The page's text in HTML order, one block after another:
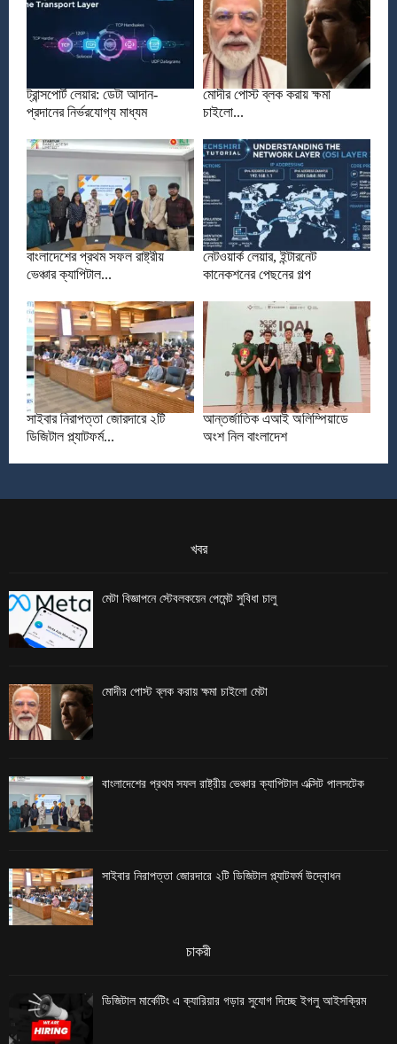
ট্রান্সপোর্ট লেয়ার: ডেটা আদান-
প্রদানের নির্ভরযোগ্য মাধ্যম
মোদীর পোস্ট ব্লক করায় ক্ষমা
চাইলো...
বাংলাদেশের প্রথম সফল রাষ্ট্রীয়
ভেঞ্চার ক্যাপিটাল...
নেটওয়ার্ক লেয়ার, ইন্টারনেট
কানেকশনের পেছনের গল্প
সাইবার নিরাপত্তা জোরদারে ২টি
ডিজিটাল প্ল্যাটফর্ম...
আন্তর্জাতিক এআই অলিম্পিয়াডে
অংশ নিল বাংলাদেশ
খবর
মেটা বিজ্ঞাপনে স্টেবলকয়েন পেমেন্ট সুবিধা চালু
মোদীর পোস্ট ব্লক করায় ক্ষমা চাইলো মেটা
বাংলাদেশের প্রথম সফল রাষ্ট্রীয় ভেঞ্চার ক্যাপিটাল এক্সিট পালসটেক
সাইবার নিরাপত্তা জোরদারে ২টি ডিজিটাল প্ল্যাটফর্ম উদ্বোধন
চাকরী
ডিজিটাল মার্কেটিং এ ক্যারিয়ার গড়ার সুযোগ দিচ্ছে ইগলু আইসক্রিম